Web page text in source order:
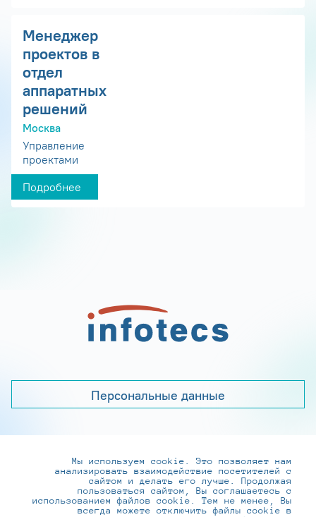
Менеджер
проектов в
отдел
аппаратных
решений
Москва
Управление
проектами
Подробнее
Персональные данные
+7 (495) 737-6192, 8-800-250-0-260
practice@infotecs.ru,hr@infotecs.ru
127273, г. Москва, Отрадная ул., 2Б строение 1
Мы используем cookie. Это позволяет нам
анализировать взаимодействие посетителей с
сайтом и делать его лучше. Продолжая
пользоваться сайтом, Вы соглашаетесь с
использованием файлов cookie. Тем не менее, Вы
всегда можете отключить файлы cookie в